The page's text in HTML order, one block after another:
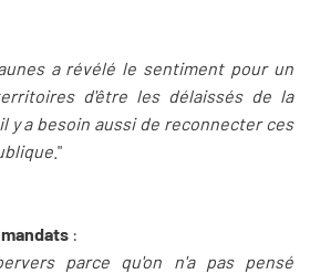
a révélé le sentiment pour un
d'être les délaissés de la
y a besoin aussi de reconnecter ces
."
:
parce qu'on n'a pas pensé